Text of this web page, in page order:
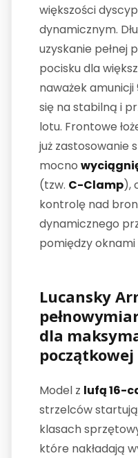
większości
dynamicznym.
uzyskanie pełnej
pocisku dla
naważek amunicji
się na stabilną i
lotu. Frontowe
już zastosowanie
mocno
(tzw. C-Clamp),
kontrolę nad
dynamicznego
pomiędzy
Lucansky
dla
początkowej
Model z lufą 16-
strzelców
klasach
które nakładają